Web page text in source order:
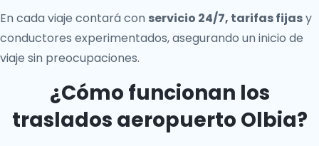
En cada viaje contará con servicio 24/7, tarifas fijasy
conductores experimentados, asegurando un inicio de
viaje sin preocupaciones.
¿Cómo funcionan los
traslados aeropuerto Olbia?